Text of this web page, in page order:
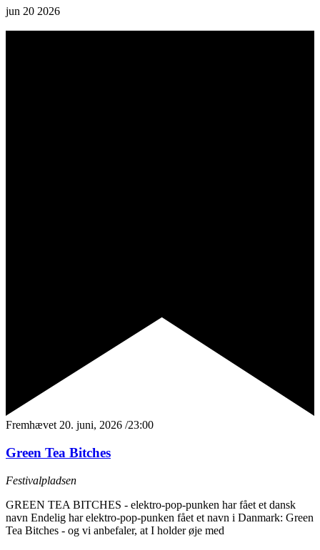
jun 20 2026
Fremhævet 20. juni, 2026 /23:00
Green Tea Bitches
Festivalpladsen
GREEN TEA BITCHES - elektro-pop-punken har fået et dansk
navn Endelig har elektro-pop-punken fået et navn i Danmark: Green
Tea Bitches - og vi anbefaler, at I holder øje med